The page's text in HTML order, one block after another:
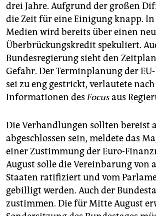
drei Jahre. Aufgrund der großen
die Zeit für eine Einigung knapp.
Medien wird bereits über einen
Überbrückungskredit spekuliert.
Bundesregierung sieht den
Gefahr. Der Terminplanung der
sei zu eng gestrickt, verlautete nach
Informationen desFocusaus
Die Verhandlungen sollten bereist
abgeschlossen sein, meldete das
einer Zustimmung der Euro-
August solle die Vereinbarung von
Staaten ratifiziert und vom
gebilligt werden. Auch der
zustimmen. Die für Mitte August